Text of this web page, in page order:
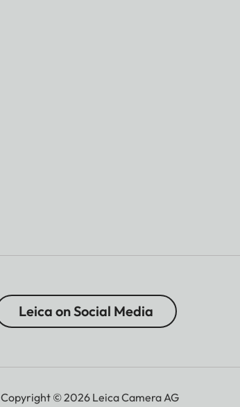
Leica on Social Media
Copyright © 2026 Leica Camera AG